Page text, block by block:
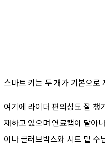
스마트 키는 두 개가 기본으로
여기에 라이더 편의성도 잘 챙
재하고 있으며 연료캡이 달아
이나 글러브박스와 시트 밑 수